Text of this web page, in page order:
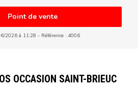
Point de vente
2026 à 11:28 Référence : 4006
OCCASION SAINT-BRIEUC